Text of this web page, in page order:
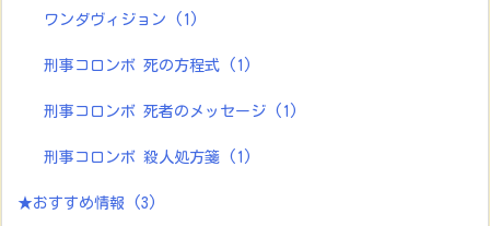
ワンダヴィジョン (1)
刑事コロンボ 死の方程式 (1)
刑事コロンボ 死者のメッセージ (1)
刑事コロンボ 殺人処方箋 (1)
★おすすめ情報 (3)